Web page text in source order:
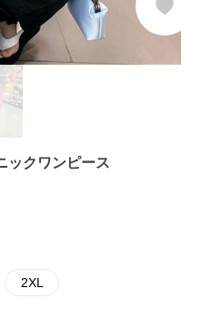
ックワンピース
2XL